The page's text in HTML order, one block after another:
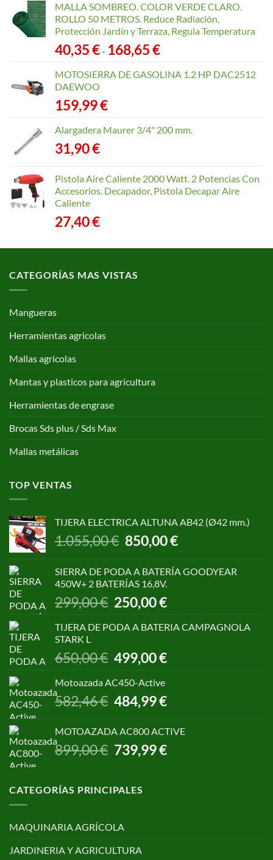
MALLA SOMBREO. COLOR VERDE CLARO.
ROLLO 50 METROS. Reduce Radiación,
Protección Jardín y Terraza, Regula Temperatura
40,35€- 168,65€Rango
precios:
MOTOSIERRA DE GASOLINA 1.2 HP DAC2512
DAEWOO
159,99€
Alargadera Maurer 3/4" 200 mm.
31,90€
Pistola Aire Caliente 2000 Watt. 2 Potencias Con
Accesorios. Decapador, Pistola Decapar Aire
Caliente
27,40€
CATEGORÍAS MAS VISTAS
Mangueras
Herramientas agricolas
Mallas agricolas
Mantas y plasticos para agricultura
Herramientas de engrase
Brocas Sds plus / Sds Max
Mallas metálicas
TOP VENTAS
TIJERA ELECTRICA ALTUNA AB42 (Ø42 mm.)
1.055,00€ El
precio
era:
1.055,00 €.
850,00€El
es:
SIERRA DE PODA A BATERÍA GOODYEAR
450W+ 2 BATERÍAS 16,8V.
299,00€ El
precio
original
299,00 €.
250,00€El
actual
250,00 €.
TIJERA DE PODA A BATERIA CAMPAGNOLA
STARK L
650,00€
El
precio
original
650,00 €.
499,00€El
499,00 €.
Motoazada AC450-Active
582,46€
El
precio
era:
582,46 €.
484,99€El
es:
484,99 €.
MOTOAZADA AC800 ACTIVE
899,00€ El
precio
era:
739,99€El
CATEGORÍAS PRINCIPALES
MAQUINARIA AGRÍCOLA
JARDINERIA Y AGRICULTURA